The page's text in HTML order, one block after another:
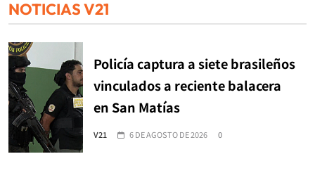
NOTICIAS V21
Policía captura a siete brasileños
vinculados a reciente balacera
en San Matías
V21 6 DE AGOSTO DE 2026 0